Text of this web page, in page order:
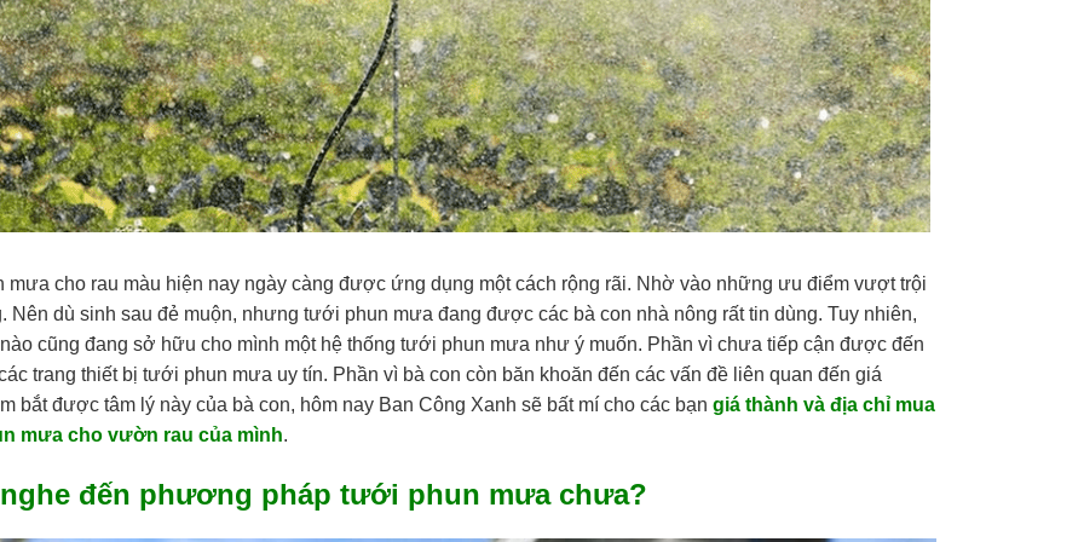
mưa cho rau màu hiện nay ngày càng được ứng dụng một cách rộng rãi. Nhờ vào những ưu điểm vượt trội
Nên dù sinh sau đẻ muộn, nhưng tưới phun mưa đang được các bà con nhà nông rất tin dùng. Tuy nhiên,
cũng đang sở hữu cho mình một hệ thống tưới phun mưa như ý muốn. Phần vì chưa tiếp cận được đến
trang thiết bị tưới phun mưa uy tín. Phần vì bà con còn băn khoăn đến các vấn đề liên quan đến giá
bắt được tâm lý này của bà con, hôm nay Ban Công Xanh sẽ bất mí cho các bạn giá thành và địa chỉ mua
mưa cho vườn rau của mình.
đến phương pháp tưới phun mưa chưa?